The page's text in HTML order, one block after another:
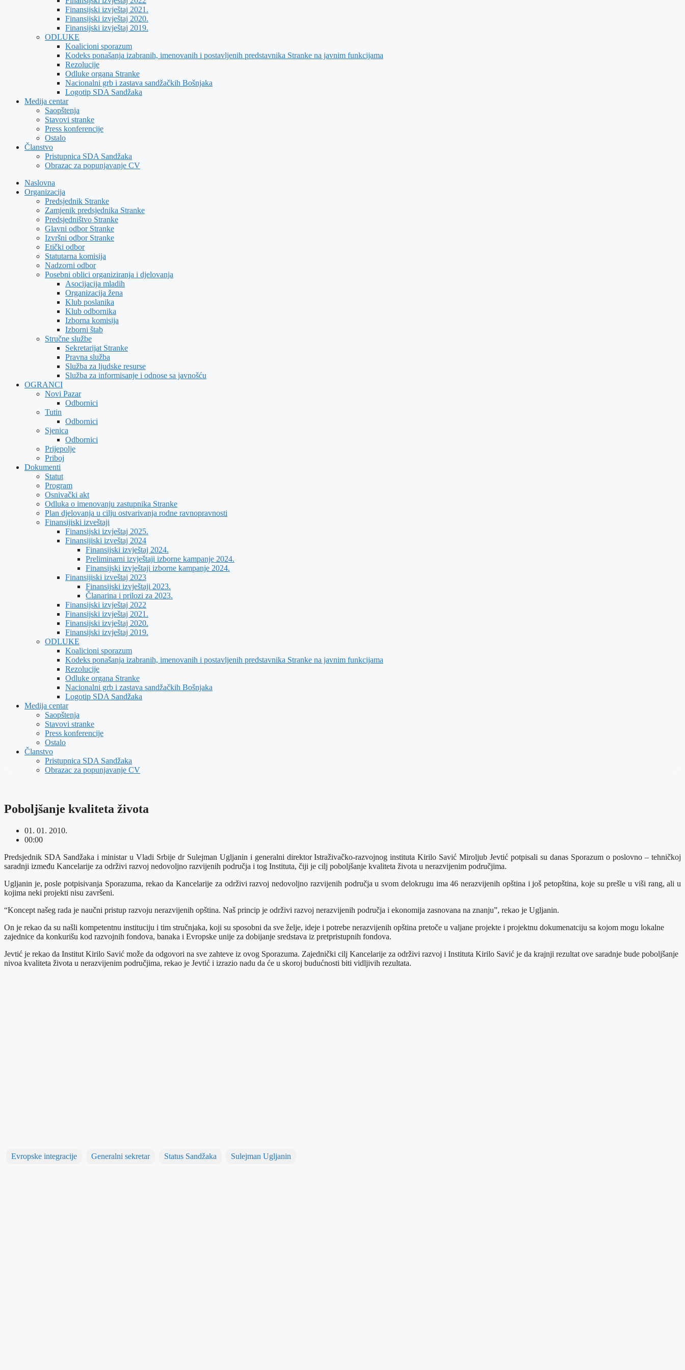
Finansijski izvještaj 2021.
Finansijski izvještaj 2020.
Finansijski izvještaj 2019.
ODLUKE
Koalicioni sporazum
Kodeks ponašanja izabranih, imenovanih i postavljenih predstavnika Stranke na javnim funkcijama
Rezolucije
Odluke organa Stranke
Nacionalni grb i zastava sandžačkih Bošnjaka
Logotip SDA Sandžaka
Medija centar
Saopštenja
Stavovi stranke
Press konferencije
Ostalo
Članstvo
Pristupnica SDA Sandžaka
Obrazac za popunjavanje CV
Naslovna
Organizacija
Predsjednik Stranke
Zamjenik predsjednika Stranke
Predsjedništvo Stranke
Glavni odbor Stranke
Izvršni odbor Stranke
Etički odbor
Statutarna komisija
Nadzorni odbor
Posebni oblici organiziranja i djelovanja
Asocijacija mladih
Organizacija žena
Klub poslanika
Klub odbornika
Izborna komisija
Izborni štab
Stručne službe
Sekretarijat Stranke
Pravna služba
Služba za ljudske resurse
Služba za informisanje i odnose sa javnošću
OGRANCI
Novi Pazar
Odbornici
Tutin
Odbornici
Sjenica
Odbornici
Prijepolje
Priboj
Dokumenti
Statut
Program
Osnivački akt
Odluka o imenovanju zastupnika Stranke
Plan djelovanja u cilju ostvarivanja rodne ravnopravnosti
Finansijiski izveštaji
Finansijski izvještaj 2025.
Finansijiski izveštaj 2024
Finansijski izvještaj 2024.
Preliminarni izvještaji izborne kampanje 2024.
Finansijski izvještaji izborne kampanje 2024.
Finansijiski izveštaj 2023
Finansijski izvještaji 2023.
Članarina i prilozi za 2023.
Finansijski izvještaj 2022
Finansijski izvještaj 2021.
Finansijski izvještaj 2020.
Finansijski izvještaj 2019.
ODLUKE
Koalicioni sporazum
Kodeks ponašanja izabranih, imenovanih i postavljenih predstavnika Stranke na javnim funkcijama
Rezolucije
Odluke organa Stranke
Nacionalni grb i zastava sandžačkih Bošnjaka
Logotip SDA Sandžaka
Medija centar
Saopštenja
Stavovi stranke
Press konferencije
Ostalo
Članstvo
Pristupnica SDA Sandžaka
Obrazac za popunjavanje CV
Poboljšanje kvaliteta života
01. 01. 2010.
00:00
Predsjednik SDA Sandžaka i ministar u Vladi Srbije dr Sulejman Ugljanin i generalni direktor Istraživačko-razvojnog instituta Kirilo Savić Miroljub Jevtić potpisali su danas Sporazum o poslovno – tehničkoj
saradnji između Kancelarije za održivi razvoj nedovoljno razvijenih područja i tog Instituta, čiji je cilj poboljšanje kvaliteta života u nerazvijenim područjima.
Ugljanin je, posle potpisivanja Sporazuma, rekao da Kancelarije za održivi razvoj nedovoljno razvijenih područja u svom delokrugu ima 46 nerazvijenih opština i još petopština, koje su prešle u viši rang, ali u
kojima neki projekti nisu završeni.
“Koncept našeg rada je naučni pristup razvoju nerazvijenih opština. Naš princip je održivi razvoj nerazvijenih područja i ekonomija zasnovana na znanju”, rekao je Ugljanin.
On je rekao da su našli kompetentnu instituciju i tim stručnjaka, koji su sposobni da sve želje, ideje i potrebe nerazvijenih opština pretoče u valjane projekte i projektnu dokumenatciju sa kojom mogu lokalne
zajednice da konkurišu kod razvojnih fondova, banaka i Evropske unije za dobijanje sredstava iz pretpristupnih fondova.
Jevtić je rekao da Institut Kirilo Savić može da odgovori na sve zahteve iz ovog Sporazuma. Zajednički cilj Kancelarije za održivi razvoj i Instituta Kirilo Savić je da krajnji rezultat ove saradnje bude poboljšanje
nivoa kvaliteta života u nerazvijenim područjima, rekao je Jevtić i izrazio nadu da će u skoroj budućnosti biti vidljivih rezultata.
Evropske integracije Generalni sekretar Status Sandžaka Sulejman Ugljanin